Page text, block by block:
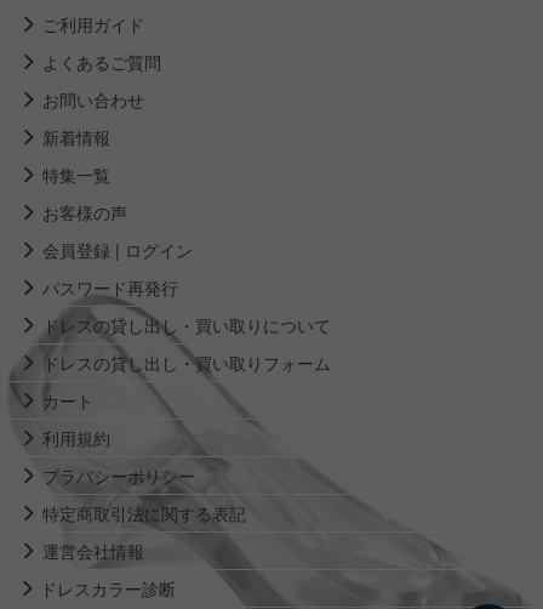
ご利用ガイド
よくあるご質問
お問い合わせ
新着情報
特集一覧
お客様の声
会員登録 | ログイン
パスワード再発行
ドレスの貸し出し・買い取りについて
ドレスの貸し出し・買い取りフォーム
カート
利用規約
プラバシーポリシー
特定商取引法に関する表記
運営会社情報
ドレスカラー診断